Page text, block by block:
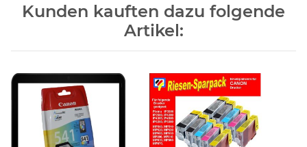
Kunden kauften dazu folgende
Artikel: